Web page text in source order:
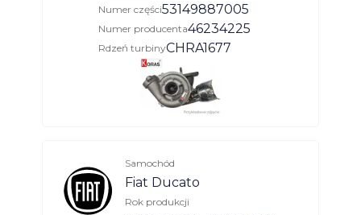
Numer części53149887005
Numer producenta46234225
Rdzeń turbinyCHRA1677
Samochód
Fiat Ducato
Rok produkcji